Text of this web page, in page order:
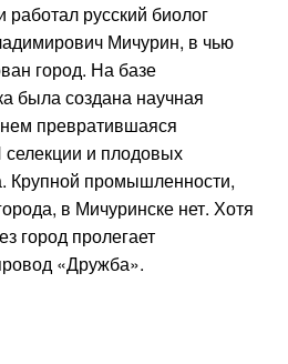
русский биолог
Мичурин, в чью
город. На базе
была создана научная
превратившаяся
и плодовых
Крупной промышленности,
в Мичуринске нет. Хотя
город пролегает
«Дружба».